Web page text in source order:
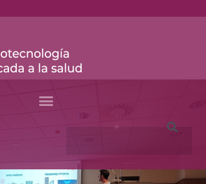
Search